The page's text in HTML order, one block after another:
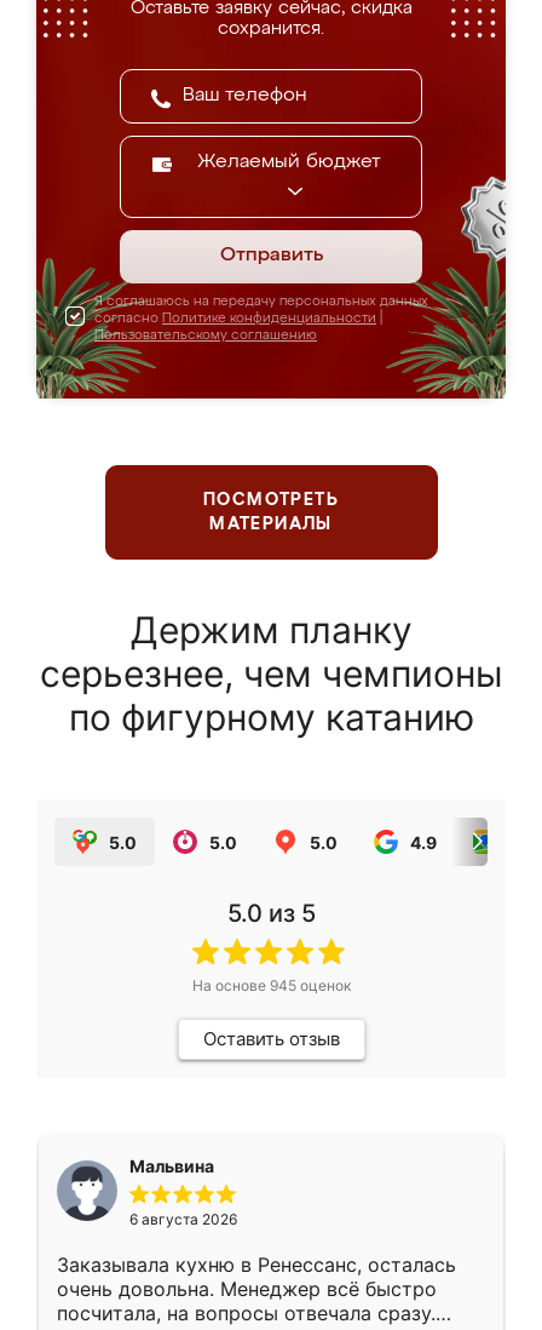
Оставьте заявку сейчас, скидка
сохранится.
Желаемый бюджет
Отправить
Я соглашаюсь на передачу персональных данных
согласно Политике конфиденциальности
Пользовательскому соглашению
ПОСМОТРЕТЬ
МАТЕРИАЛЫ
Держим планку
серьезнее, чем чемпионы
по фигурному катанию
5.0 5.0 5.0 4.9
5.0 из 5
На основе 945оценок
Оставить отзыв
Мальвина
6 августа 2026
Заказывала кухню в Ренессанс, осталась
очень довольна. Менеджер всё быстро
посчитала, на вопросы отвечала сразу.